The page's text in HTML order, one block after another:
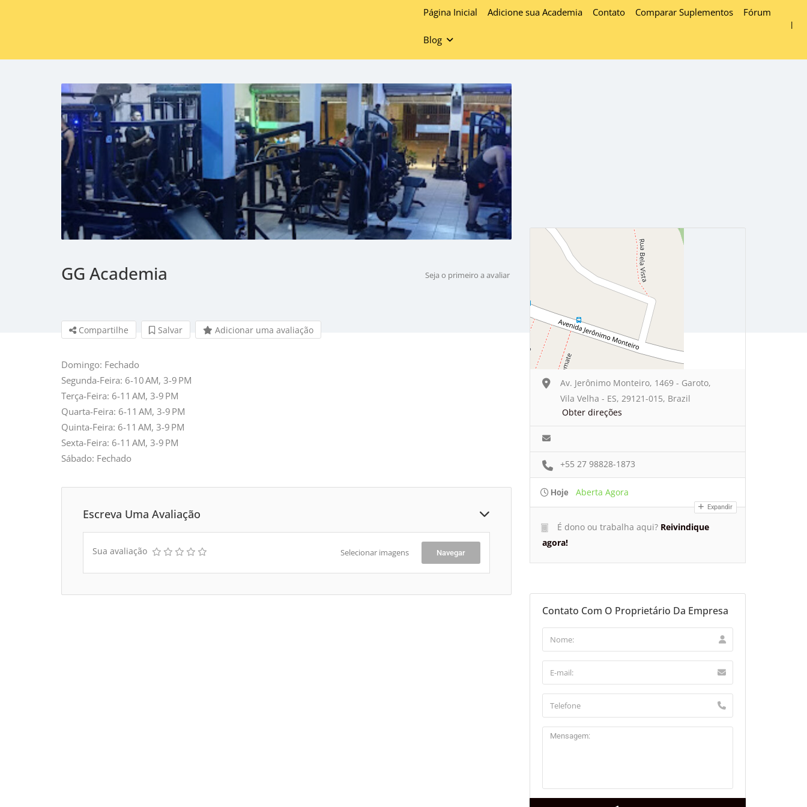
Página Inicial Adicione sua Academia Contato Comparar Suplementos Fórum
Blog
GG Academia Seja o primeiro a avaliar
Compartilhe Salvar Adicionar uma avaliação
Domingo: Fechado
Segunda-Feira: 6-10 AM, 3-9 PM
Terça-Feira: 6-11 AM, 3-9 PM
Quarta-Feira: 6-11 AM, 3-9 PM
Quinta-Feira: 6-11 AM, 3-9 PM
Sexta-Feira: 6-11 AM, 3-9 PM
Sábado: Fechado
Escreva Uma Avaliação
Sua avaliação Selecionar imagens Navegar
Av. Jerônimo Monteiro, 1469 - Garoto,
Vila Velha - ES, 29121-015, Brazil
Obter direções
+55 27 98828-1873
Hoje Aberta Agora
Expandir
É dono ou trabalha aqui? Reivindique
agora!
Contato Com O Proprietário Da Empresa